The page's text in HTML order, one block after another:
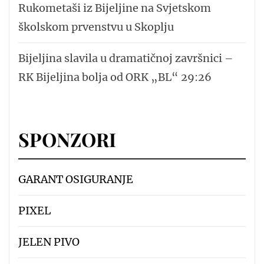
Rukometaši iz Bijeljine na Svjetskom
školskom prvenstvu u Skoplju
Bijeljina slavila u dramatičnoj završnici –
RK Bijeljina bolja od ORK „BL“ 29:26
SPONZORI
GARANT OSIGURANJE
PIXEL
JELEN PIVO